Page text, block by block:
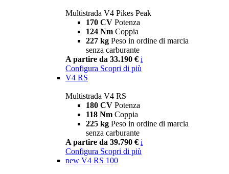
Multistrada V4 Pikes Peak
170 CV Potenza
124 Nm Coppia
227 kg Peso in ordine di marcia
senza carburante
A partire da 33.190 € i
Configura Scopri di più
V4 RS
Multistrada V4 RS
180 CV Potenza
118 Nm Coppia
225 kg Peso in ordine di marcia
senza carburante
A partire da 39.790 € i
Configura Scopri di più
new V4 RS 100